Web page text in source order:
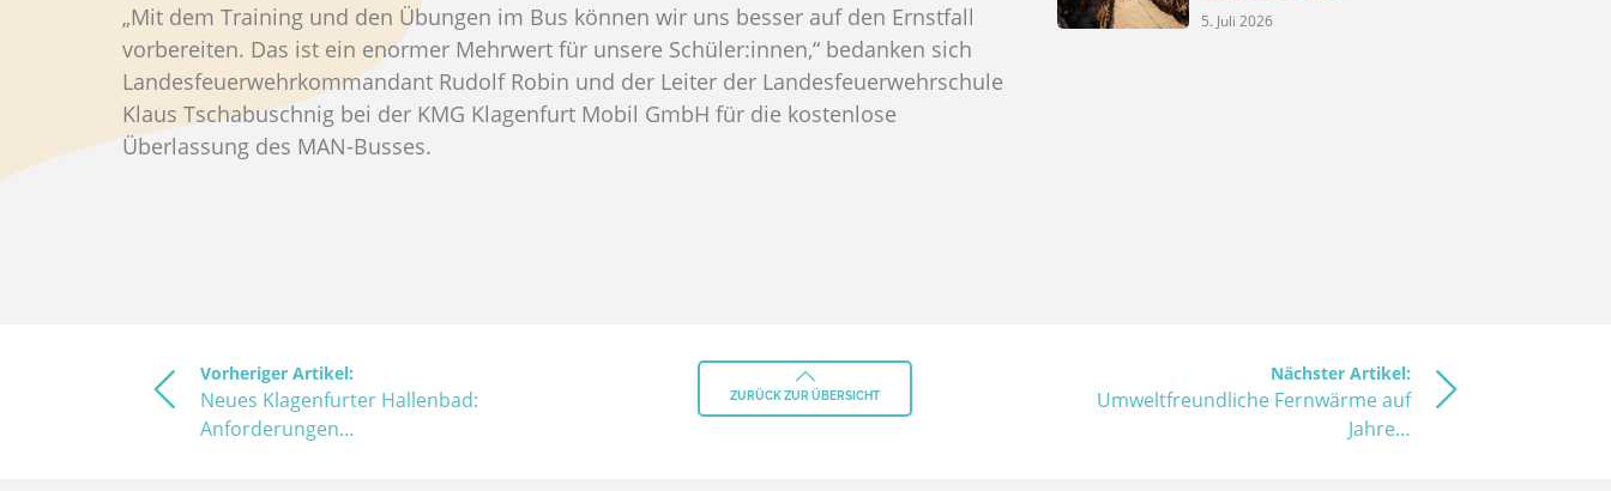
„Mit dem Training und den Übungen im Bus können wir uns besser auf den Ernstfall
vorbereiten. Das ist ein enormer Mehrwert für unsere Schüler:innen,“ bedanken sich
Landesfeuerwehrkommandant Rudolf Robin und der Leiter der Landesfeuerwehrschule
Klaus Tschabuschnig bei der KMG Klagenfurt Mobil GmbH für die kostenlose
Überlassung des MAN-Busses.
5. Juli 2026
Vorheriger Artikel:
Neues Klagenfurter Hallenbad:
Anforderungen…
ZURÜCK ZUR ÜBERSICHT
Nächster Artikel:
Umweltfreundliche Fernwärme auf
Jahre…